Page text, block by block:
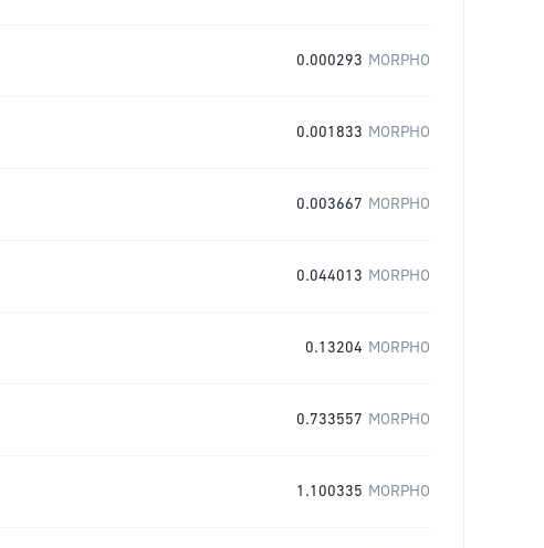
0.000293 MORPHO
0.001833 MORPHO
0.003667 MORPHO
0.044013 MORPHO
0.13204 MORPHO
0.733557 MORPHO
1.100335 MORPHO